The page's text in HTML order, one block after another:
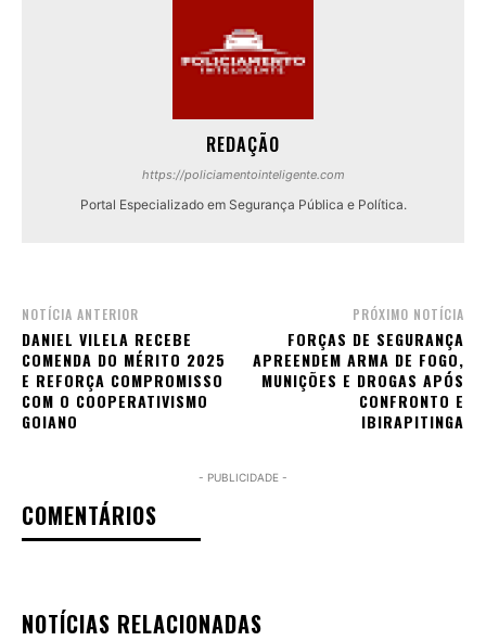
REDAÇÃO
https://policiamentointeligente.com
Portal Especializado em Segurança Pública e Política.
NOTÍCIA ANTERIOR
DANIEL VILELA RECEBE
COMENDA DO MÉRITO 2025
E REFORÇA COMPROMISSO
COM O COOPERATIVISMO
GOIANO
PRÓXIMO NOTÍCIA
FORÇAS DE SEGURANÇA
APREENDEM ARMA DE FOGO,
MUNIÇÕES E DROGAS APÓS
CONFRONTO E
IBIRAPITINGA
- PUBLICIDADE -
COMENTÁRIOS
NOTÍCIAS RELACIONADAS